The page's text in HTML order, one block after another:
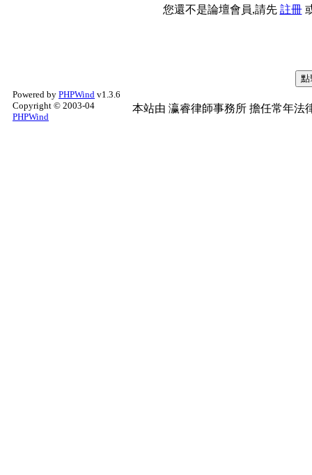
您還不是論壇會員,請先 註冊
Powered by PHPWind v1.3.6
Copyright © 2003-04
PHPWind
本站由 瀛睿律師事務所 擔任常年法